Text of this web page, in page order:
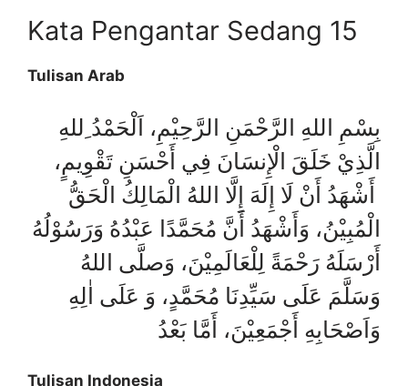
Kata Pengantar Sedang 15
Tulisan Arab
بِسْمِ اللهِ الرَّحْمَنِ الرَّحِيْمِ، اَلْحَمْدُ ِللهِ
الَّذِيْ خَلَقَ الْإِنسَانَ فِي أَحْسَنِ تَقْوِيمٍ،
أَشْهَدُ أَنْ لَا إِلَهَ إِلَّا اللهُ الْمَالِكُ الْحَقُّ
الْمُبِيْنُ، وَأَشْهَدُ أَنَّ مُحَمَّدًا عَبْدُهُ وَرَسُوْلُهُ
أَرْسَلَهُ رَحْمَةً لِلْعَالَمِيْنَ، وَصلَّى اللهُ
وَسَلَّمَ عَلَى سَيِّدِنَا مُحَمَّدٍ، وَ عَلَى اٰلِهِ
وَاَصْحَابِهِ أَجْمَعِيْنَ، أَمَّا بَعْدُ
Tulisan Indonesia